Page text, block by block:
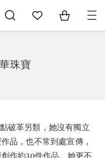
Go to My Favorites
Items in
珠寶
破革另類，她沒有獨立
品，也不常到處宣傳，
作約30件作品。她更不